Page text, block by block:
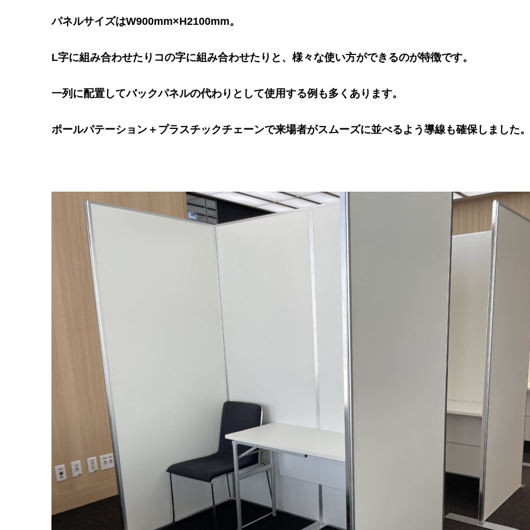
パネルサイズはW900mm×H2100mm。
L字に組み合わせたりコの字に組み合わせたりと、様々な使い方ができるのが特徴です。
一列に配置してバックパネルの代わりとして使用する例も多くあります。
ポールパテーション＋プラスチックチェーンで来場者がスムーズに並べるよう導線も確保しました。